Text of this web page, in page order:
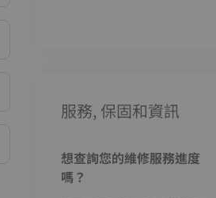
服務, 保固和資訊
想查詢您的維修服務進度
嗎？